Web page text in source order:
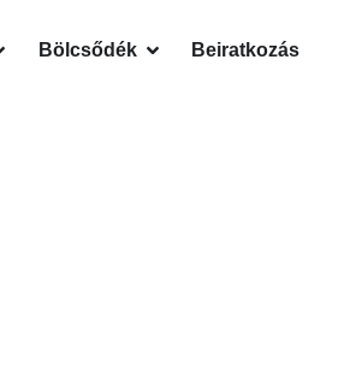
Bölcsődék Beiratkozás